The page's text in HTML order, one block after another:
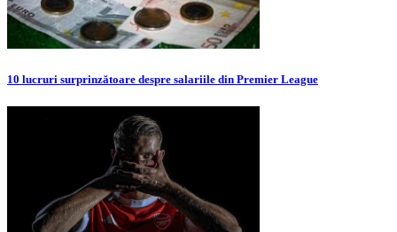
10 lucruri surprinzătoare despre salariile din Premier League